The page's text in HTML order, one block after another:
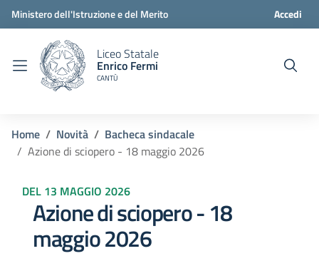
Ministero dell'Istruzione e del Merito Accedi
Liceo Statale
Enrico Fermi
CANTÙ
Home Novità
Bacheca sindacale
Azione di sciopero - 18 maggio 2026
DEL 13 MAGGIO 2026
Azione di sciopero - 18
maggio 2026